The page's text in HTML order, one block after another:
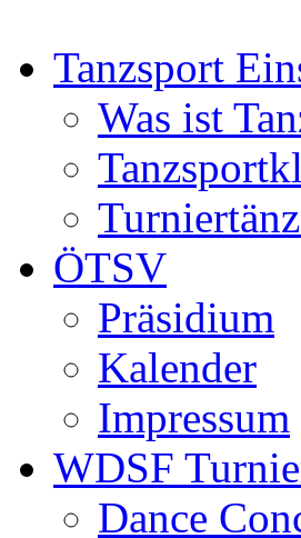
Tanzsport
Was ist
ÖTSV
Präsidium
Kalender
Impressum
WDSF
Dance